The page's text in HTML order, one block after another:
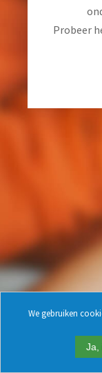
We gebruiken
Ja,
Probeer